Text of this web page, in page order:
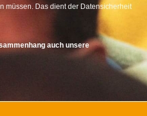
müssen. Das dient der Datensicherheit
auch unsere